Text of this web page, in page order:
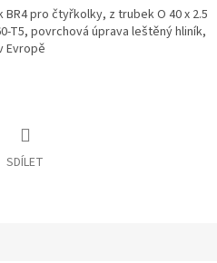
pro čtyřkolky, z trubek O 40 x 2.5
T5, povrchová úprava leštěný hliník,
Evropě
SDÍLET